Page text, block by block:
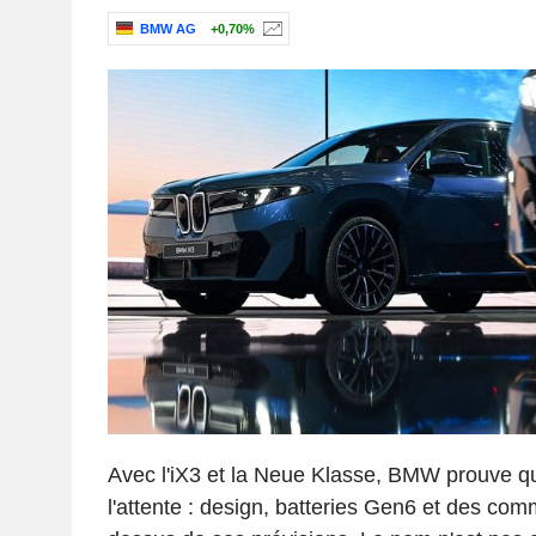
BMW AG +0,70%
Avec l'iX3 et la Neue Klasse, BMW prouve
l'attente : design, batteries Gen6 et des